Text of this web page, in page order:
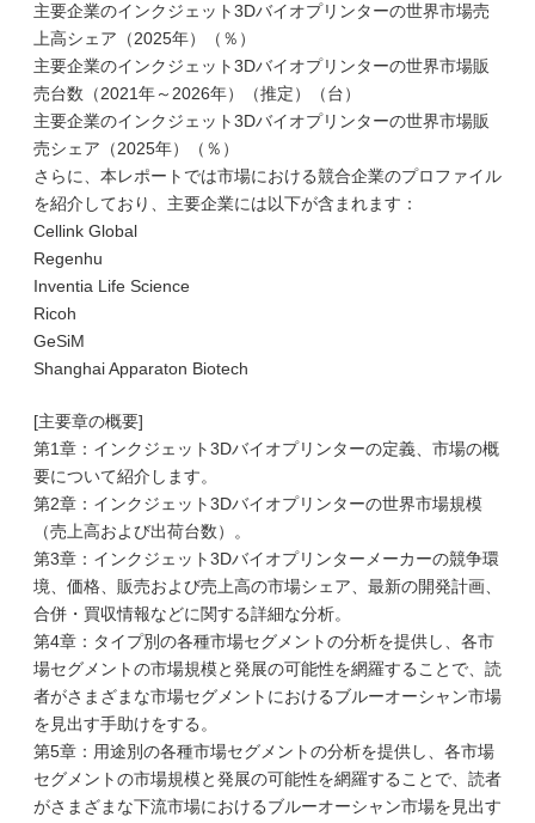
主要企業のインクジェット3Dバイオプリンターの世界市場売
上高シェア（2025年）（％）
主要企業のインクジェット3Dバイオプリンターの世界市場販
売台数（2021年～2026年）（推定）（台）
主要企業のインクジェット3Dバイオプリンターの世界市場販
売シェア（2025年）（％）
さらに、本レポートでは市場における競合企業のプロファイル
を紹介しており、主要企業には以下が含まれます：
Cellink Global
Regenhu
Inventia Life Science
Ricoh
GeSiM
Shanghai Apparaton Biotech
[主要章の概要]
第1章：インクジェット3Dバイオプリンターの定義、市場の概
要について紹介します。
第2章：インクジェット3Dバイオプリンターの世界市場規模
（売上高および出荷台数）。
第3章：インクジェット3Dバイオプリンターメーカーの競争環
境、価格、販売および売上高の市場シェア、最新の開発計画、
合併・買収情報などに関する詳細な分析。
第4章：タイプ別の各種市場セグメントの分析を提供し、各市
場セグメントの市場規模と発展の可能性を網羅することで、読
者がさまざまな市場セグメントにおけるブルーオーシャン市場
を見出す手助けをする。
第5章：用途別の各種市場セグメントの分析を提供し、各市場
セグメントの市場規模と発展の可能性を網羅することで、読者
がさまざまな下流市場におけるブルーオーシャン市場を見出す